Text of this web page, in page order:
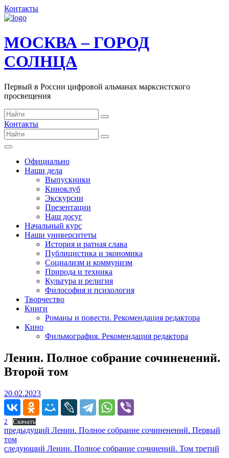
Контакты
МОСКВА – ГОРОД
СОЛНЦА
Первый в России цифровой альманах марксистского
просвещения
Контакты
Официально
Наши дела
Выпускники
Киноклуб
Экскурсии
Презентации
Наш досуг
Начальный курс
Наши университеты
История и ратная слава
Публицистика и экономика
Социализм и коммунизм
Природа и техника
Культура и религия
Философия и психология
Творчество
Книги
Романы и повести. Рекомендация редактора
Кино
Фильмография. Рекомендация редактора
Ленин. Полное собрание сочиненений.
Второй том
20.02.202320.02.2023
2 Скачать
Навигация
по
предыдущий Предыдущий
Ленин. Полное собрание сочиненений. Первый
том
следующий Следующее
Ленин. Полное собрание сочинений. Том третий